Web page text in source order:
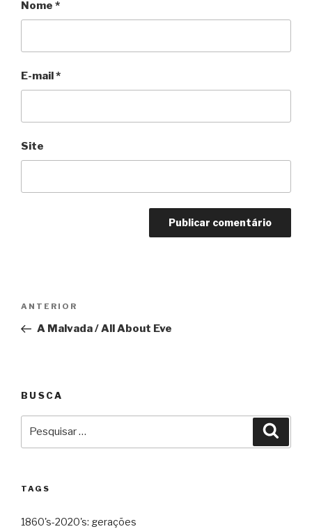
Nome *
E-mail*
Site
Post
Anterior
ANTERIOR
A Malvada / All About Eve
BUSCA
TAGS
1860's-2020's: gerações